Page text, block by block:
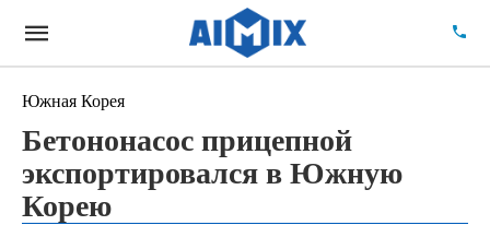
Южная Корея
Бетононасос прицепной
экспортировался в Южную
Корею